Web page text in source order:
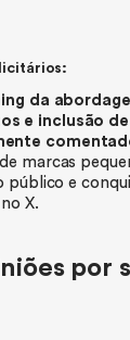
da
e inclusão
marcas
público e
X.
por